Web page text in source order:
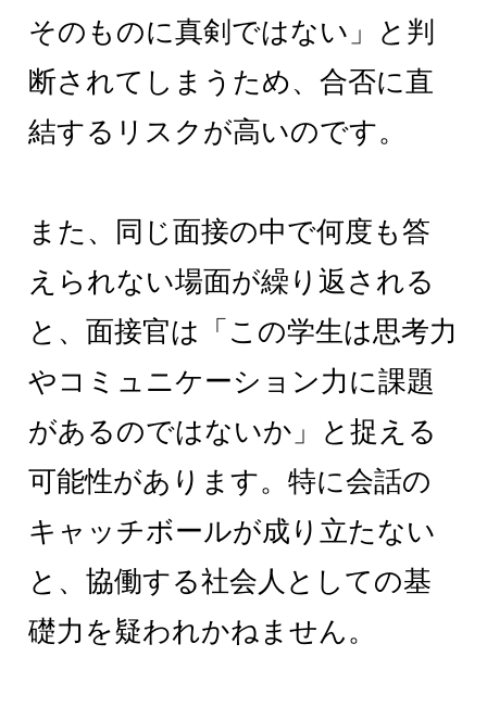
そのものに真剣ではない」と判
断されてしまうため、合否に直
結するリスクが高いのです。
また、同じ面接の中で何度も答
えられない場面が繰り返される
と、面接官は「この学生は思考力
やコミュニケーション力に課題
があるのではないか」と捉える
可能性があります。特に会話の
キャッチボールが成り立たない
と、協働する社会人としての基
礎力を疑われかねません。